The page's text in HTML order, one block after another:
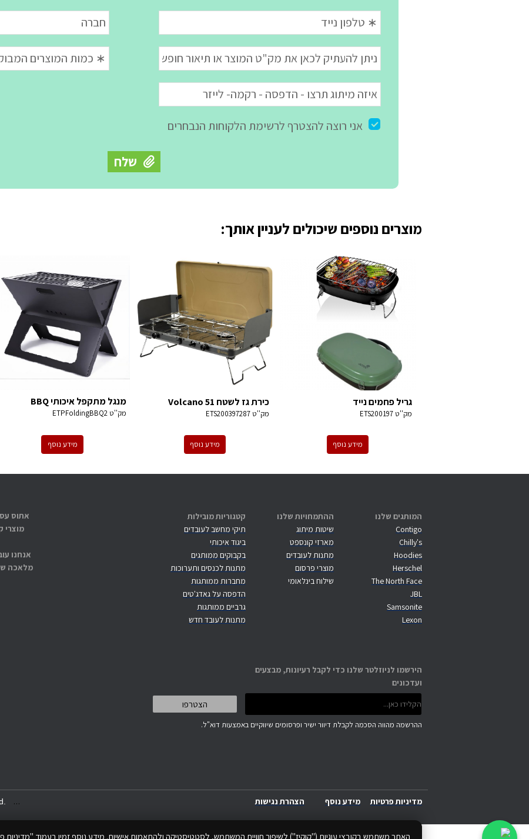
מוצרים נוספים שיכולים לעניין אותך:
גריל פחמים נייד
מק''טETS200197
מידע נוסף
כירת גז לשטח Volcano 51
מק''טETS200397287
מידע נוסף
מנגל מתקפל איכותי BBQ
מק''טETPFoldingBBQ2
מידע נוסף
המותגים שלנו
Contigo
Chilly's
Hoodies
Herschel
The North Face
JBL
Samsonite
Lexon
ההתמחויות שלנו
שיטות מיתוג
מארזי קונספט
מתנות לעובדים
מוצרי פרסום
שילוח בינלאומי
קטגוריות מובילות
תיקי מחשב לעובדים
ביגוד איכותי
בקבוקים ממותגים
מתנות לכנסים ותערוכות
מחברות ממותגות
הדפסה על גאדג'טים
גרביים ממותגות
מתנות לעובד חדש
מוצרי
אנחנו
מלאכה
הירשמו לניוזלטר שלנו כדי לקבל רעיונות, מבצעים
ועדכונים
מדיניות פרטיות
האתר משתמש בקובצי עוגיות ("קוקיז") לשיפור חוויית המשתמש, לסטטיסטיקה ולהתאמות אישיות. מידע נוסף זמין בעמוד "מדיניות
מידע נוסף ... הצהרת נגישות
ההרשמה מהווה הסכמה לקבלת דיוור ישיר ופרסומים שיווקיים באמצעות דוא"ל.